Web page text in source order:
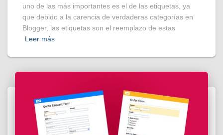
uno de las más importantes es el de las etiquetas, ya
que debido a la carencia de verdaderas categorías en
Blogger, las etiquetas son el reemplazo de estas
Leer más